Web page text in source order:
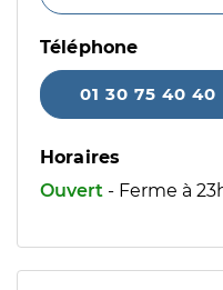
Téléphone
01 30 75 40 40
Horaires
Ouvert - Ferme à